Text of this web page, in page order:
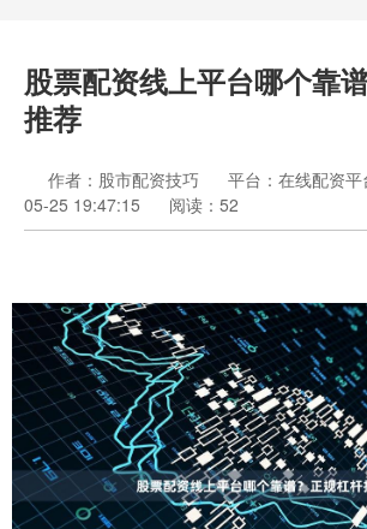
股票配资线上平台哪个靠
推荐
作者：股市配资技巧 平台：在线配资平
05-25 19:47:15
阅读：52